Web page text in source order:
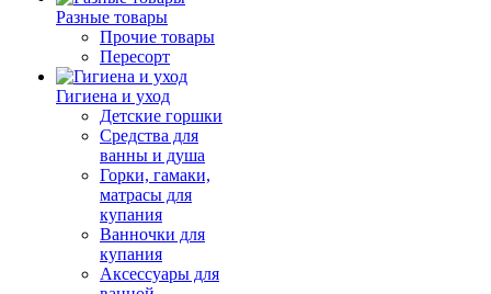
Разные товары
Прочие товары
Пересорт
Гигиена и уход
Детские горшки
Средства для
ванны и душа
Горки, гамаки,
матрасы для
купания
Ванночки для
купания
Аксессуары для